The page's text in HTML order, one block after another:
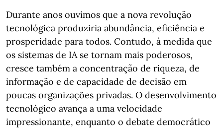
Durante anos ouvimos que a nova revolução
tecnológica produziria abundância, eficiência e
prosperidade para todos. Contudo, à medida que
os sistemas de IA se tornam mais poderosos,
cresce também a concentração de riqueza, de
informação e de capacidade de decisão em
poucas organizações privadas. O desenvolvimento
tecnológico avança a uma velocidade
impressionante, enquanto o debate democrático